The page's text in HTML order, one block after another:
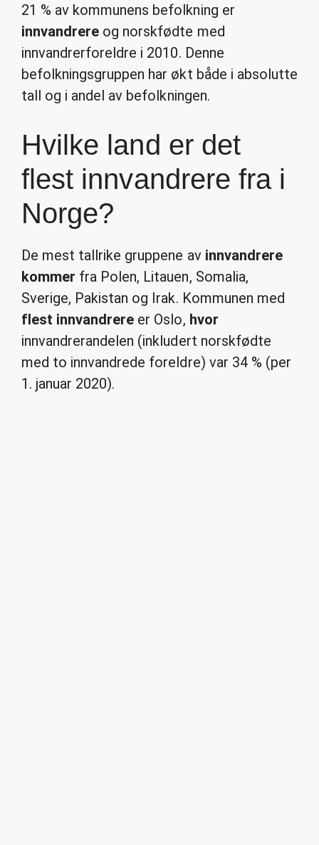
21 % av kommunens befolkning er
innvandrere og norskfødte med
innvandrerforeldre i 2010. Denne
befolkningsgruppen har økt både i absolutte
tall og i andel av befolkningen.
Hvilke land er det
flest innvandrere fra i
Norge?
De mest tallrike gruppene av innvandrere
kommer fra Polen, Litauen, Somalia,
Sverige, Pakistan og Irak. Kommunen med
flest innvandrere er Oslo, hvor
innvandrerandelen (inkludert norskfødte
med to innvandrede foreldre) var 34 % (per
1. januar 2020).